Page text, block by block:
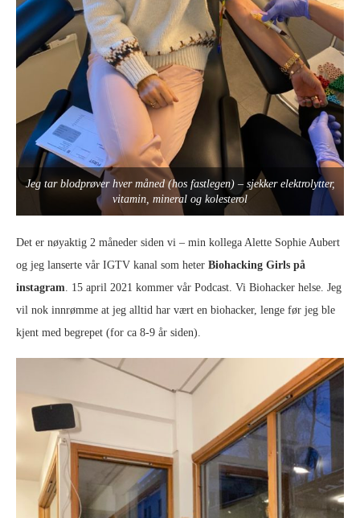
Jeg tar blodprøver hver måned (hos fastlegen) – sjekker elektrolytter,
vitamin, mineral og kolesterol
Det er nøyaktig 2 måneder siden vi – min kollega Alette Sophie Aubert
og jeg lanserte vår IGTV kanal som heter Biohacking Girls på
instagram. 15 april 2021 kommer vår Podcast. Vi Biohacker helse. Jeg
vil nok innrømme at jeg alltid har vært en biohacker, lenge før jeg ble
kjent med begrepet (for ca 8-9 år siden).